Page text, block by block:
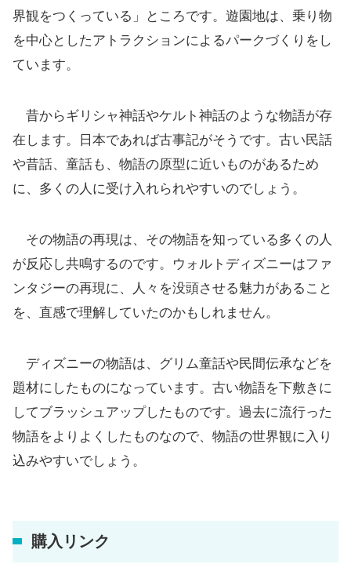
界観をつくっている」ところです。遊園地は、乗り物
を中心としたアトラクションによるパークづくりをし
ています。
昔からギリシャ神話やケルト神話のような物語が存
在します。日本であれば古事記がそうです。古い民話
や昔話、童話も、物語の原型に近いものがあるため
に、多くの人に受け入れられやすいのでしょう。
その物語の再現は、その物語を知っている多くの人
が反応し共鳴するのです。ウォルトディズニーはファ
ンタジーの再現に、人々を没頭させる魅力があること
を、直感で理解していたのかもしれません。
ディズニーの物語は、グリム童話や民間伝承などを
題材にしたものになっています。古い物語を下敷きに
してブラッシュアップしたものです。過去に流行った
物語をよりよくしたものなので、物語の世界観に入り
込みやすいでしょう。
購入リンク